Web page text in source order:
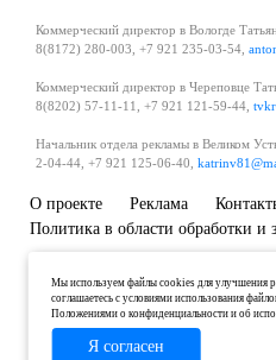
Коммерческий директор в Вологде
8(8172) 280-003, +7 921 235-03-54,
Коммерческий директор в Череповце
8(8202) 57-11-11, +7 921 121-59-44,
Начальник отдела рекламы в Великом
2-04-44, +7 921 125-06-40,
О проекте Реклама
Политика в области обработки и
Мы используем файлы cookies для улучшения
соглашаетесь с условиями использования
Положениями о конфиденциальности и об
Я согласен